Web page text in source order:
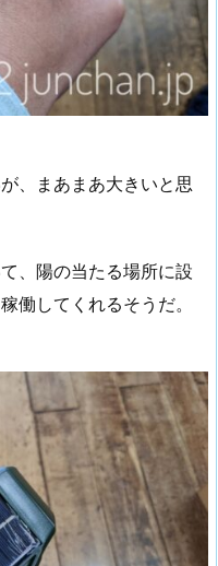
、まあまあ大きいと思
、陽の当たる場所に設
働してくれるそうだ。